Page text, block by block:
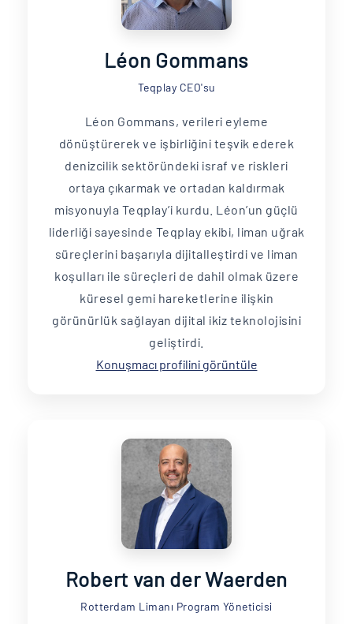
Léon Gommans
Teqplay CEO'su
Léon Gommans, verileri eyleme
dönüştürerek ve işbirliğini teşvik ederek
denizcilik sektöründeki israf ve riskleri
ortaya çıkarmak ve ortadan kaldırmak
misyonuyla Teqplay’i kurdu. Léon’un güçlü
liderliği sayesinde Teqplay ekibi, liman uğrak
süreçlerini başarıyla dijitalleştirdi ve liman
koşulları ile süreçleri de dahil olmak üzere
küresel gemi hareketlerine ilişkin
görünürlük sağlayan dijital ikiz teknolojisini
geliştirdi.
Konuşmacı profilini görüntüle
Robert van der Waerden
Rotterdam Limanı Program Yöneticisi